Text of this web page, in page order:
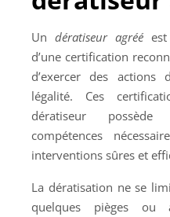
Un dératiseur agréé
d’une certification
d’exercer des
légalité. Ces
dératiseur
compétences
interventions sûres et
La dératisation ne se
quelques pièges ou